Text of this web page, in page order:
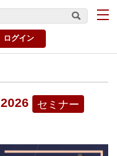
ログイン
セミナー